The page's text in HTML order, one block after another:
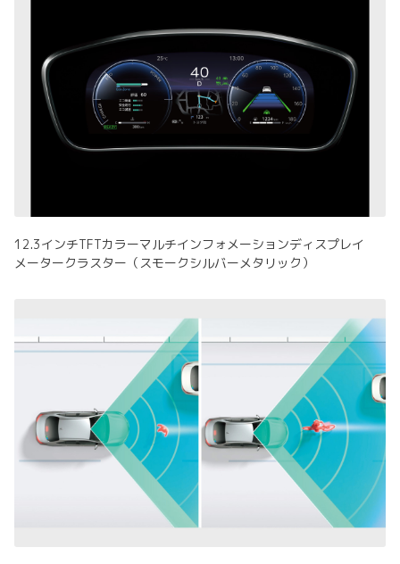
12.3インチTFTカラーマルチインフォメーションディスプレイ
メータークラスター（スモークシルバーメタリック）